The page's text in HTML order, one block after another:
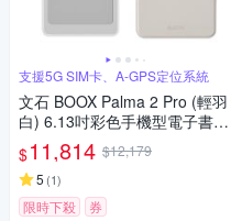
支援5G SIM卡、A-GPS定位系統
文石 BOOX Palma 2 Pro (輕羽
白) 6.13吋彩色手機型電子書閱
讀器【二合一皮套組】
$11,814 $12,179
5 (1)
限時下殺 券